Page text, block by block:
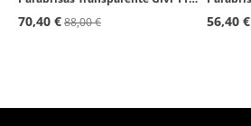
70,40 €88,00 € 56,40 €